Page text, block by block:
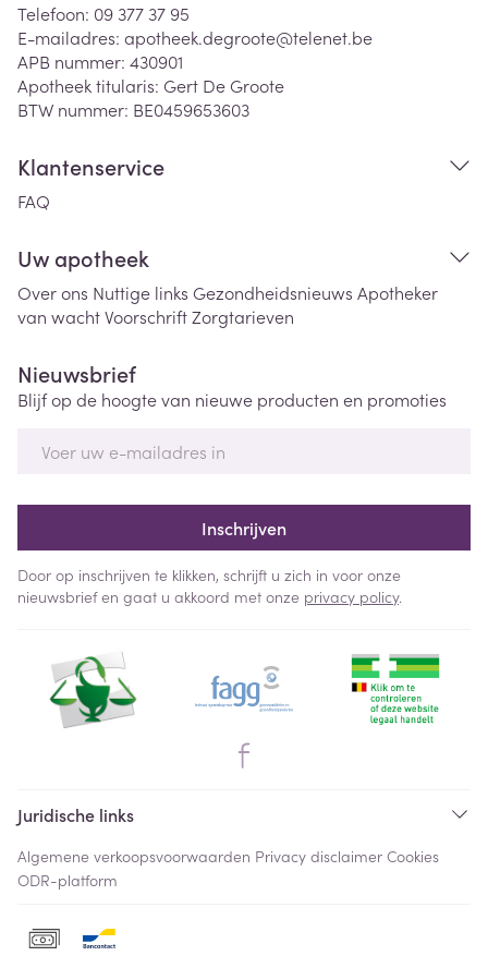
Telefoon: 09 377 37 95
E-mailadres: apotheek.degroote@telenet.be
APB nummer: 430901
Apotheek titularis: Gert De Groote
BTW nummer: BE0459653603
Klantenservice
FAQ
Uw apotheek
Over ons Nuttige links Gezondheidsnieuws Apotheker
van wachtVoorschriftZorgtarieven
Nieuwsbrief
Blijf op de hoogte van nieuwe producten en promoties
Inschrijven
Door op inschrijven te klikken, schrijft u zich in voor onze
nieuwsbrief en gaat u akkoord met onze privacy policy.
Juridische links
Algemene verkoopsvoorwaarden Privacy disclaimer Cookies
ODR-platform